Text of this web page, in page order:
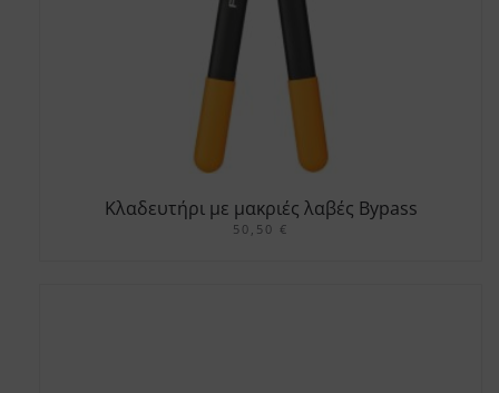
Κλαδευτήρι με μακριές λαβές Bypass
PowerGear scissor (S) L72
50,50 €